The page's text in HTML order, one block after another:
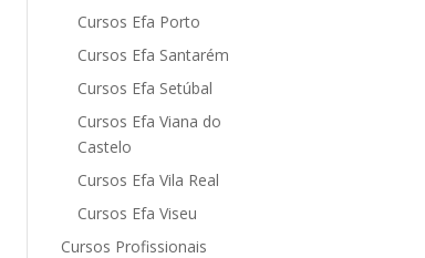
Cursos Efa Porto
Cursos Efa Santarém
Cursos Efa Setúbal
Cursos Efa Viana do
Castelo
Cursos Efa Vila Real
Cursos Efa Viseu
Cursos Profissionais